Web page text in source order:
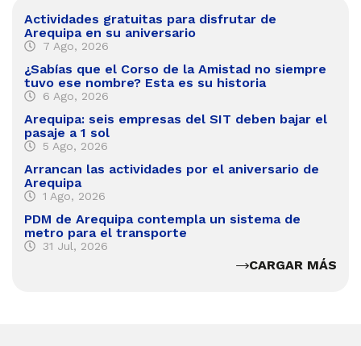
Actividades gratuitas para disfrutar de
Arequipa en su aniversario
7 Ago, 2026
¿Sabías que el Corso de la Amistad no siempre
tuvo ese nombre? Esta es su historia
6 Ago, 2026
Arequipa: seis empresas del SIT deben bajar el
pasaje a 1 sol
5 Ago, 2026
Arrancan las actividades por el aniversario de
Arequipa
1 Ago, 2026
PDM de Arequipa contempla un sistema de
metro para el transporte
31 Jul, 2026
CARGAR MÁS